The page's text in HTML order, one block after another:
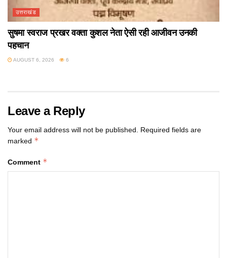
उत्तराखंड
सुषमा स्वराज प्रखर वक्ता कुशल नेता ऐसी रही आजीवन उनकी
पहचान
AUGUST 6, 2026 6
Leave a Reply
Your email address will not be published. Required fields are
marked *
Comment *